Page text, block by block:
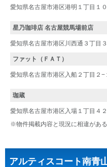
愛知県名古屋市港区港明１丁目１
星乃珈琲店 名古屋競馬場前店
愛知県名古屋市港区川西通３丁目
ファット（ＦＡＴ）
愛知県名古屋市港区入船２丁目２−
珈蔵
愛知県名古屋市港区入場１丁目４
※物件掲載内容と現況に相違があ
アルティスコート南青